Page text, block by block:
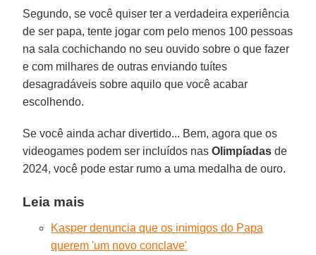
Segundo, se você quiser ter a verdadeira experiência
de ser papa, tente jogar com pelo menos 100 pessoas
na sala cochichando no seu ouvido sobre o que fazer
e com milhares de outras enviando tuítes
desagradáveis sobre aquilo que você acabar
escolhendo.
Se você ainda achar divertido... Bem, agora que os
videogames podem ser incluídos nasOlimpíadas de
2024, você pode estar rumo a uma medalha de ouro.
Leia mais
Kasper denuncia que os inimigos do Papa
querem 'um novo conclave'